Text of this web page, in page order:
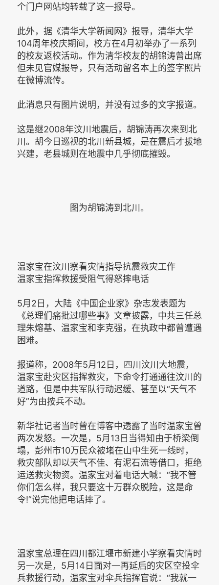
个门户网站均转载了这一报导。
此外，据《清华大学新闻网》报导，清华大学
104周年校庆期间，校方在4月初举办了一系列
的校友返校活动。作为清华校友的胡锦涛曾出席
但未见官媒报导，只有活动留名本上的签字照片
在微博流传。
此消息只有图片说明，并没有过多的文字报道。
这是继2008年汶川地震后，胡锦涛再次来到北
川。胡今日巡视的北川新县城，是在震后才拔地
兴建，老县城则在地震中几乎彻底摧毁。
图为胡锦涛到北川。
温家宝在汶川察看灾情指导抗震救灾工作
温家宝指挥救援受阻气得怒摔电话
5月2日，大陆《中国企业家》杂志发表题为
《总理们痛批过哪些事》文章披露，中共三任总
理朱熔基、温家宝和李克强，在执政中都曾遭遇
困难。
报道称，2008年5月12日，四川汶川大地震，
温家宝赴灾区指挥救灾，下命令打通通往汶川的
道路，但是中共军队行动迟缓、甚至以“天气不
好”为由按兵不动。
新华社记者当时曾在博客中透露了当时温家宝曾
两次发怒。一次是，5月13日当得知由于桥梁倒
塌，彭州市10万民众被堵在山中生死一线时，
救灾部队却以天气不佳、有泥石流等借口，拒绝
运送救灾物资。温家宝对着电话大喊：“我不管
你们怎么样，我只要这十万群众脱险，这是命
令!”说完他把电话摔了。
温家宝总理在四川都江堰市新建小学察看灾情时
另一次是，5月14日面对一再延后的灾区空投伞
兵救援行动，温家宝对伞兵指挥官说：“我就一